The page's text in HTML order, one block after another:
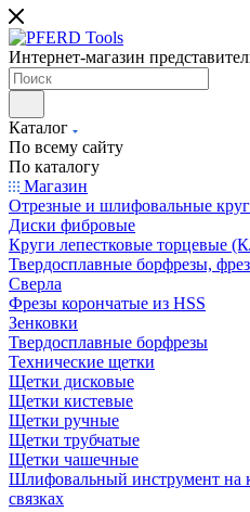
Интернет-магазин
Каталог
По всему сайту
По каталогу
Магазин
Отрезные и шлифовальные
Диски фибровые
Круги лепестковые торцевые
Твердосплавные борфрезы,
Сверла
Фрезы корончатые из HSS
Зенковки
Твердосплавные борфрезы
Технические щетки
Щетки дисковые
Щетки кистевые
Щетки ручные
Щетки трубчатые
Щетки чашечные
Шлифовальный инструмент на
связках